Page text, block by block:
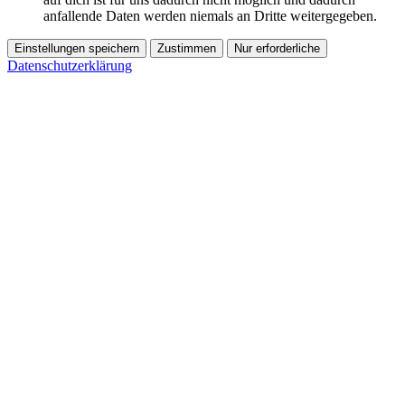
anfallende Daten werden niemals an Dritte weitergegeben.
Einstellungen speichern Zustimmen Nur erforderliche
Datenschutzerklärung